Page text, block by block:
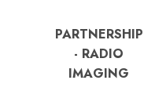
PARTNERSHIP
- RADIO
IMAGING